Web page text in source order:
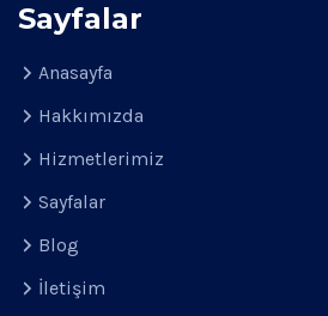
Sayfalar
Anasayfa
Hakkımızda
Hizmetlerimiz
Sayfalar
Blog
İletişim